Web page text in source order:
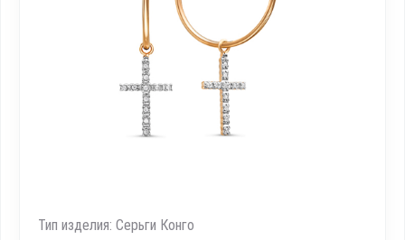
Тип изделия: Серьги Конго